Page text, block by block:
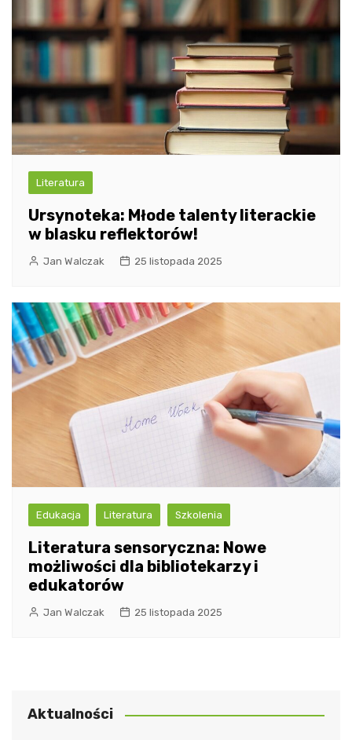
Literatura
Ursynoteka: Młode talenty literackie
w blasku reflektorów!
Jan Walczak 25 listopada 2025
Edukacja Literatura Szkolenia
Literatura sensoryczna: Nowe
możliwości dla bibliotekarzy i
edukatorów
Jan Walczak 25 listopada 2025
Aktualności